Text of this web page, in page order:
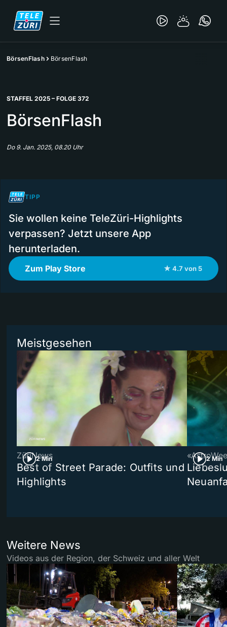
BörsenFlash BörsenFlash
STAFFEL 2025 – FOLGE 372
BörsenFlash
Do 9. Jan. 2025, 08.20 Uhr
TIPP
Sie wollen keine TeleZüri-Highlights
verpassen? Jetzt unsere App
herunterladen.
Zum Play Store ★ 4.7 von 5
Meistgesehen
2 Min
ZüriNews
Best of Street Parade: Outfits und
Highlights
2 Min
Weitere News
Videos aus der Region, der Schweiz und aller Welt